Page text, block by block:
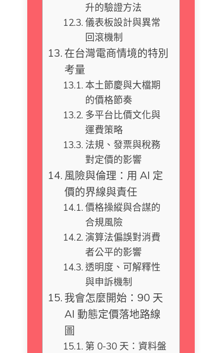
升的驗證方法
儀表板設計與異常
回滾機制
在台灣電商情境的特別
考量
本土節慶與大檔期
的價格節奏
多平台比價文化與
運費策略
法規、發票與稅務
對定價的影響
風險與倫理：用 AI 定
價的界線與責任
價格操縱與合謀的
合規風險
演算法偏誤對消費
者公平的影響
透明度、可解釋性
與申訴機制
我會怎麼開始：90 天
AI 動態定價落地路線
圖
第 0-30 天：資料盤